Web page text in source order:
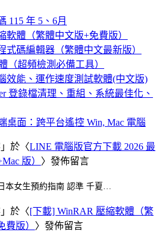
115 年 5、6月
軟體（繁體中文版+免費版）
式碼編輯器（繁體中文最新版）
（超頻檢測必備工具）
效能、運作速度測試軟體(中文版)
登錄檔清理、重組、系統最佳化、
桌面：跨平台遙控 Win, Mac 電腦
」於〈LINE 電腦版官方下載 2026 最
版） 〉發佈留言
本女生預約指南 認準 千夏…
」於〈[下載] WinRAR 壓縮軟體（繁
費版） 〉發佈留言